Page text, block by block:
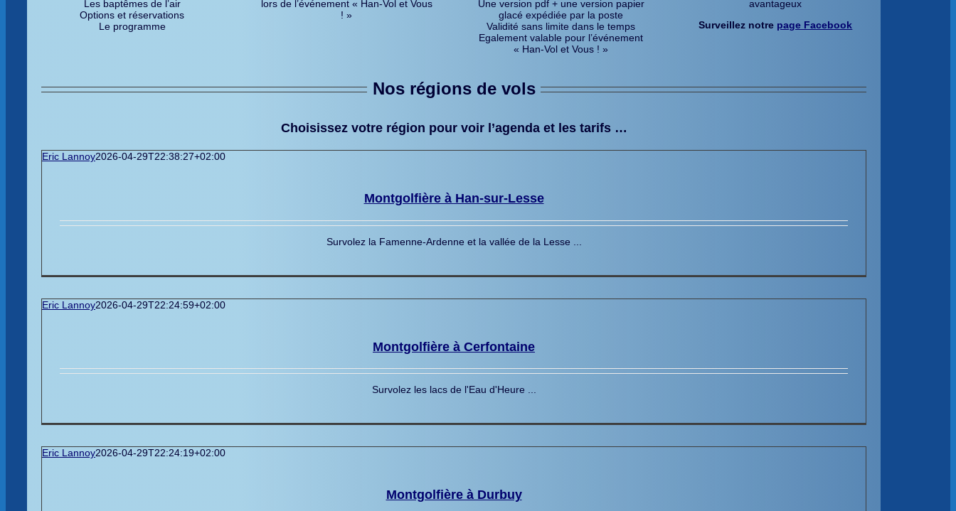
Les baptêmes de l’air
Options et réservations
Le programme
lors de l’événement « Han-Vol et Vous
! »
Une version pdf + une version papier
glacé expédiée par la poste
Validité sans limite dans le temps
Egalement valable pour l’événement
« Han-Vol et Vous ! »
avantageux
Surveillez notre page Facebook
Nos régions de vols
Choisissez votre région pour voir l’agenda et les tarifs …
Eric Lannoy2026-04-29T22:38:27+02:00
Montgolfière à Han-sur-Lesse
Survolez la Famenne-Ardenne et la vallée de la Lesse ...
Eric Lannoy2026-04-29T22:24:59+02:00
Montgolfière à Cerfontaine
Survolez les lacs de l'Eau d'Heure ...
Eric Lannoy2026-04-29T22:24:19+02:00
Montgolfière à Durbuy